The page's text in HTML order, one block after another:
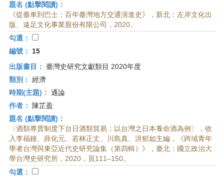
題名 (點擊閱讀)：
《從臺車到巴士：百年臺灣地方交通演進史》，新北：左岸文化出
版、遠足文化事業股份有限公司，2020。
勾選：
編號：
15
出版書目： 臺灣史研究文獻類目 2020年度
類別： 經濟
時期(主題)： 通論
作者：
陳芷盈
題名 (點擊閱讀)：
〈酒類專賣制度下台日酒類貿易：以台灣之日本養命酒為例〉，收
入李福鐘、薛化元、若林正丈、川島真、洪郁如主編，《跨域青年
學者台灣與東亞近代史研究論集（第四輯）》，臺北：國立政治大
學台灣史研究所，2020，頁111–150。
勾選：